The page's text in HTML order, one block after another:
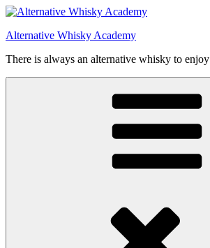
Videre
indhold
Alternative Whisky Academy
There is always an alternative whisky to enjoy